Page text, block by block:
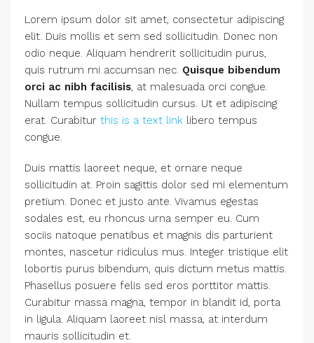
Lorem ipsum dolor sit amet, consectetur adipiscing
elit. Duis mollis et sem sed sollicitudin. Donec non
odio neque. Aliquam hendrerit sollicitudin purus,
quis rutrum mi accumsan nec. Quisque bibendum
orci ac nibh facilisis , at malesuada orci congue.
Nullam tempus sollicitudin cursus. Ut et adipiscing
erat. Curabitur this is a text link libero tempus
congue.
Duis mattis laoreet neque, et ornare neque
sollicitudin at. Proin sagittis dolor sed mi elementum
pretium. Donec et justo ante. Vivamus egestas
sodales est, eu rhoncus urna semper eu. Cum
sociis natoque penatibus et magnis dis parturient
montes, nascetur ridiculus mus. Integer tristique elit
lobortis purus bibendum, quis dictum metus mattis.
Phasellus posuere felis sed eros porttitor mattis.
Curabitur massa magna, tempor in blandit id, porta
in ligula. Aliquam laoreet nisl massa, at interdum
mauris sollicitudin et.